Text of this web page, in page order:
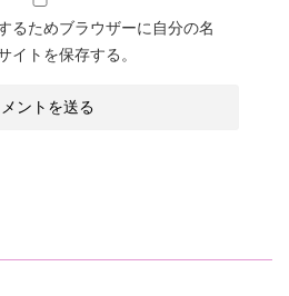
るためブラウザーに自分の名
イトを保存する。